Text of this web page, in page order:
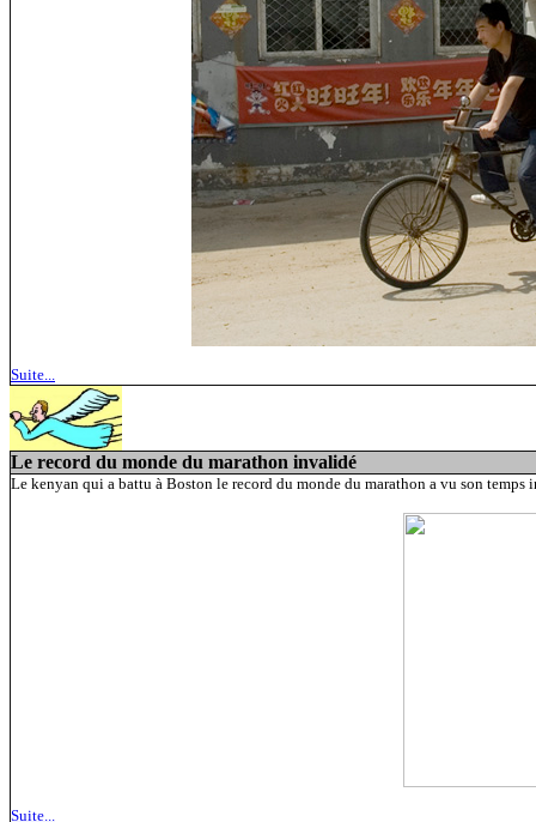
Suite...
Le record du monde du marathon invalidé
Le kenyan qui a battu à Boston le record du monde du marathon a vu son temps
Suite...